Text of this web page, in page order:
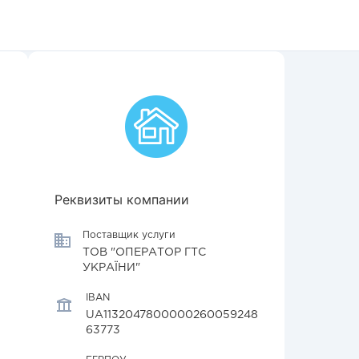
Реквизиты компании
Поставщик услуги
ТОВ "ОПЕРАТОР ГТС
УКРАЇНИ"
IBAN
UA1132047800000260059248
63773